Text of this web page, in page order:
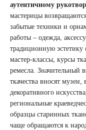
аутентичному
мастерицы
забытые техники и
работы – одежда,
традиционную
мастер-классы, курсы
ремесла. Значительный
ткачества вносят
декоративного
региональные
образцы старинных
чаще обращаются к